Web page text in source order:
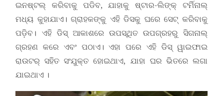
ଇନଷ୍ଟଲ୍ କରିବାକୁ ପଡିବ, ଯାହାକୁ ଷ୍ଟାର-ଲିଙ୍କ୍ ଟର୍ମିନାଲ୍
ମଧ୍ୟ କୁହାଯାଏ। ଗ୍ରାହକଙ୍କୁ ଏହି ଡିସକୁ ଘରେ ସେଟ୍ କରିବାକୁ
ପଡ଼ିବ। ଏହି ଡିସ୍ ଆକାଶରେ ଉପସ୍ଥିତ ଉପଗ୍ରହରୁ ସିଗନାଲ୍
ଗ୍ରହଣ କରେ ଏବଂ ପଠାଏ। ଏହା ପରେ ଏହି ଡିସ୍ ୱାଇଫାଇ
ରାଉଟର୍ ସହିତ ସଂଯୁକ୍ତ ହୋଇଥାଏ, ଯାହା ଘର ଭିତରେ ଲଗା
ଯାଇଥାଏ ।